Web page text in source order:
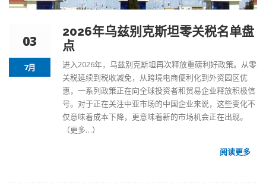
03
7月
2026年乌兹别克斯坦零关税名单盘
点
进入2026年，乌兹别克斯坦再次释放重磅利好政策。从零
关税延续到税收减免，从跨境电商便利化到外资园区优
惠，一系列政策正在向全球投资者和贸易企业释放积极信
号。对于正在关注中亚市场的中国企业来说，这些变化不
仅意味着成本下降，更意味着新的市场机会正在出现。
（更多…）
阅读更多